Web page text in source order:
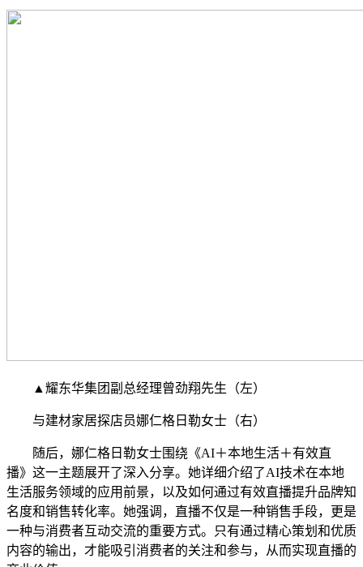
▲耀东华集团副总经理曾劲翔先生（左）
与建材家居探店员娜仁格日勒女士（右）
随后，娜仁格日勒女士围绕《AI＋本地生活＋有效直
播》这一主题展开了深入分享。她详细介绍了AI技术在本地
生活服务领域的应用前景，以及如何通过有效直播提升品牌知
名度和销售转化率。她强调，直播不仅是一种销售手段，更是
一种与消费者互动交流的重要方式。只有通过精心策划和优质
内容的输出，才能吸引消费者的关注和参与，从而实现直播的